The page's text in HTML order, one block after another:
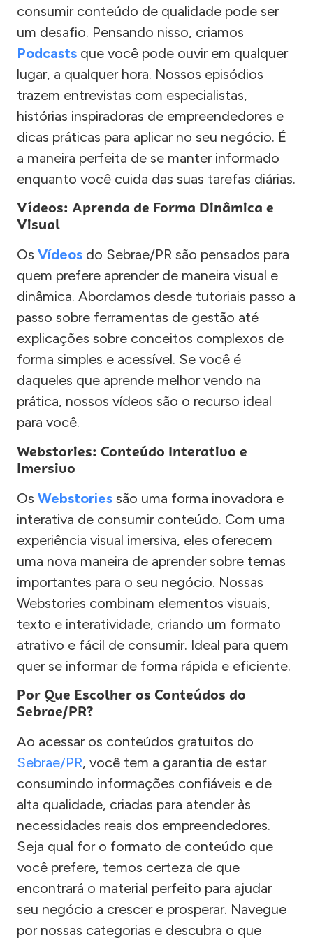
consumir conteúdo de qualidade pode ser
um desafio. Pensando nisso, criamos
Podcasts que você pode ouvir em qualquer
lugar, a qualquer hora. Nossos episódios
trazem entrevistas com especialistas,
histórias inspiradoras de empreendedores e
dicas práticas para aplicar no seu negócio. É
a maneira perfeita de se manter informado
enquanto você cuida das suas tarefas diárias.
Vídeos: Aprenda de Forma Dinâmica e
Visual
Os Vídeos do Sebrae/PR são pensados para
quem prefere aprender de maneira visual e
dinâmica. Abordamos desde tutoriais passo a
passo sobre ferramentas de gestão até
explicações sobre conceitos complexos de
forma simples e acessível. Se você é
daqueles que aprende melhor vendo na
prática, nossos vídeos são o recurso ideal
para você.
Webstories: Conteúdo Interativo e
Imersivo
Os Webstories são uma forma inovadora e
interativa de consumir conteúdo. Com uma
experiência visual imersiva, eles oferecem
uma nova maneira de aprender sobre temas
importantes para o seu negócio. Nossas
Webstories combinam elementos visuais,
texto e interatividade, criando um formato
atrativo e fácil de consumir. Ideal para quem
quer se informar de forma rápida e eficiente.
Por Que Escolher os Conteúdos do
Sebrae/PR?
Ao acessar os conteúdos gratuitos do
Sebrae/PR, você tem a garantia de estar
consumindo informações confiáveis e de
alta qualidade, criadas para atender às
necessidades reais dos empreendedores.
Seja qual for o formato de conteúdo que
você prefere, temos certeza de que
encontrará o material perfeito para ajudar
seu negócio a crescer e prosperar. Navegue
por nossas categorias e descubra o que